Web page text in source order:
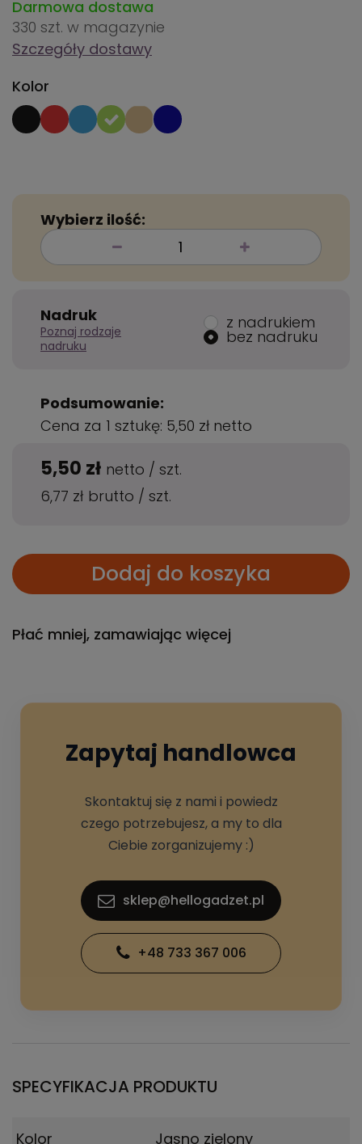
Darmowa dostawa
330 szt. w magazynie
Szczegóły dostawy
Kolor
Wybierz ilość:
Nadruk
Poznaj rodzaje
nadruku
z nadrukiem
bez nadruku
Podsumowanie:
Cena za 1 sztukę: 5,50 zł netto
5,50 zł netto / szt.
6,77 zł brutto / szt.
Dodaj do koszyka
Płać mniej, zamawiając więcej
Zapytaj handlowca
Skontaktuj się z nami i powiedz
czego potrzebujesz, a my to dla
Ciebie zorganizujemy :)
sklep@hellogadzet.pl
+48 733 367 006
SPECYFIKACJA PRODUKTU
Kolor Jasno zielony